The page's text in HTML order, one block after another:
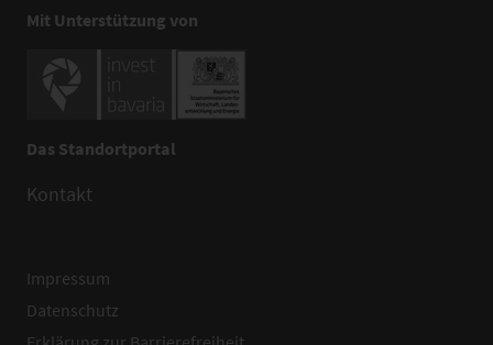
Mit Unterstützung von
Das Standortportal
Kontakt
Impressum
Datenschutz